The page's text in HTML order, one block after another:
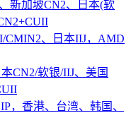
新加坡CN2、日本(软
CMIN2、日本IIJ，AMD
CN2/软银/IIJ、美国
，香港、台湾、韩国、